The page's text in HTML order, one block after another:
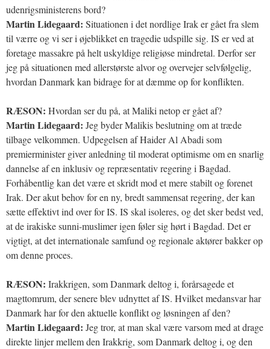
udenrigsministerens bord?
Martin Lidegaard: Situationen i det nordlige Irak er gået fra slem
til værre og vi ser i øjeblikket en tragedie udspille sig. IS er ved at
foretage massakre på helt uskyldige religiøse mindretal. Derfor ser
jeg på situationen med allerstørste alvor og overvejer selvfølgelig,
hvordan Danmark kan bidrage for at dæmme op for konflikten.
RÆSON: Hvordan ser du på, at Maliki netop er gået af?
Martin Lidegaard: Jeg byder Malikis beslutning om at træde
tilbage velkommen. Udpegelsen af Haider Al Abadi som
premierminister giver anledning til moderat optimisme om en snarlig
dannelse af en inklusiv og repræsentativ regering i Bagdad.
Forhåbentlig kan det være et skridt mod et mere stabilt og forenet
Irak. Der akut behov for en ny, bredt sammensat regering, der kan
sætte effektivt ind over for IS. IS skal isoleres, og det sker bedst ved,
at de irakiske sunni-muslimer igen føler sig hørt i Bagdad. Det er
vigtigt, at det internationale samfund og regionale aktører bakker op
om denne proces.
RÆSON: Irakkrigen, som Danmark deltog i, forårsagede et
magttomrum, der senere blev udnyttet af IS. Hvilket medansvar har
Danmark har for den aktuelle konflikt og løsningen af den?
Martin Lidegaard: Jeg tror, at man skal være varsom med at drage
direkte linjer mellem den Irakkrig, som Danmark deltog i, og den